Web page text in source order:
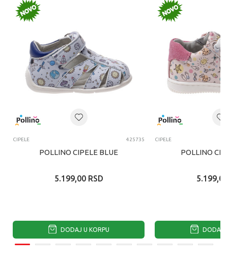
CIPELE 425735
POLLINO CIPELE BLUE
5.199,00 RSD
DODAJ U KORPU
CIPELE
POLLINO
5.199,00
DODAJ